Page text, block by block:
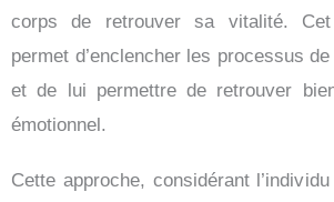
corps de retrouver sa vitalité. Cet
permet d’enclencher les processus
et de lui permettre de retrouver
émotionnel.
Cette approche, considérant